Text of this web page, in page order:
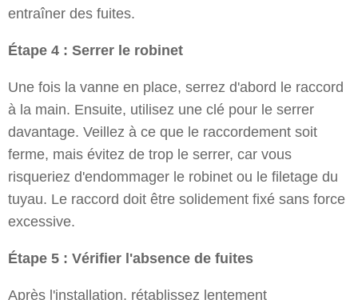
entraîner des fuites.
Étape 4 : Serrer le robinet
Une fois la vanne en place, serrez d'abord le raccord
à la main. Ensuite, utilisez une clé pour le serrer
davantage. Veillez à ce que le raccordement soit
ferme, mais évitez de trop le serrer, car vous
risqueriez d'endommager le robinet ou le filetage du
tuyau. Le raccord doit être solidement fixé sans force
excessive.
Étape 5 : Vérifier l'absence de fuites
Après l'installation, rétablissez lentement